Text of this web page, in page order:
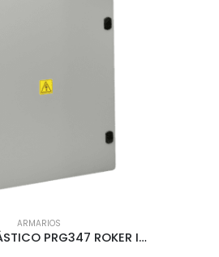
ARMARIOS
ARMARIO PLÁSTICO PRG347 ROKER IP65 637X550X280MM